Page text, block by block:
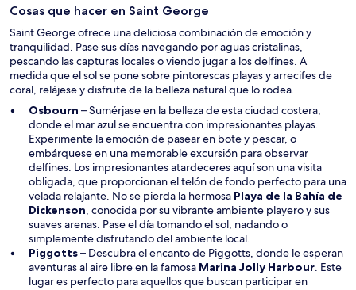
n
a
a
u
e
v
a
v
e
n
t
a
n
a
Cosas que hacer en Saint George
Saint George ofrece una deliciosa combinación de emoción y
tranquilidad. Pase sus días navegando por aguas cristalinas,
pescando las capturas locales o viendo jugar a los delfines. A
medida que el sol se pone sobre pintorescas playas y arrecifes de
coral, relájese y disfrute de la belleza natural que lo rodea.
Osbourn – Sumérjase en la belleza de esta ciudad costera,
donde el mar azul se encuentra con impresionantes playas.
Experimente la emoción de pasear en bote y pescar, o
embárquese en una memorable excursión para observar
delfines. Los impresionantes atardeceres aquí son una visita
obligada, que proporcionan el telón de fondo perfecto para una
velada relajante. No se pierda la hermosa Playa de la Bahía de
Dickenson S
e
a
b
r
i
, conocida por su vibrante ambiente playero y sus
suaves arenas. Pase el día tomando el sol, nadando o
simplemente disfrutando del ambiente local.
Piggotts– Descubra el encanto de Piggotts, donde le esperan
aventuras al aire libre en la famosa Marina Jolly HarbourS. Este
lugar es perfecto para aquellos que buscan participar en